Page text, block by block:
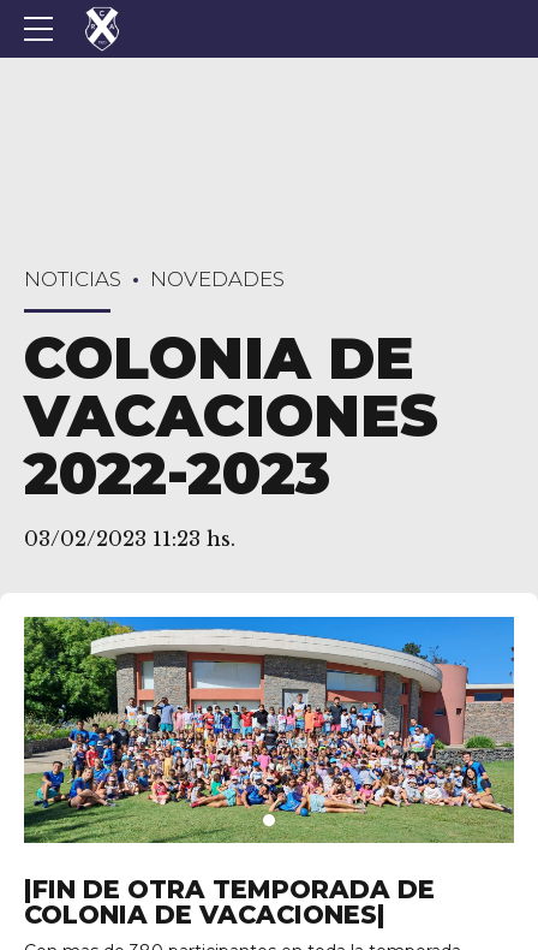
NOTICIAS NOVEDADES
COLONIA DE
VACACIONES
2022-2023
03/02/2023 11:23 hs.
|FIN DE OTRA TEMPORADA DE
COLONIA DE VACACIONES|